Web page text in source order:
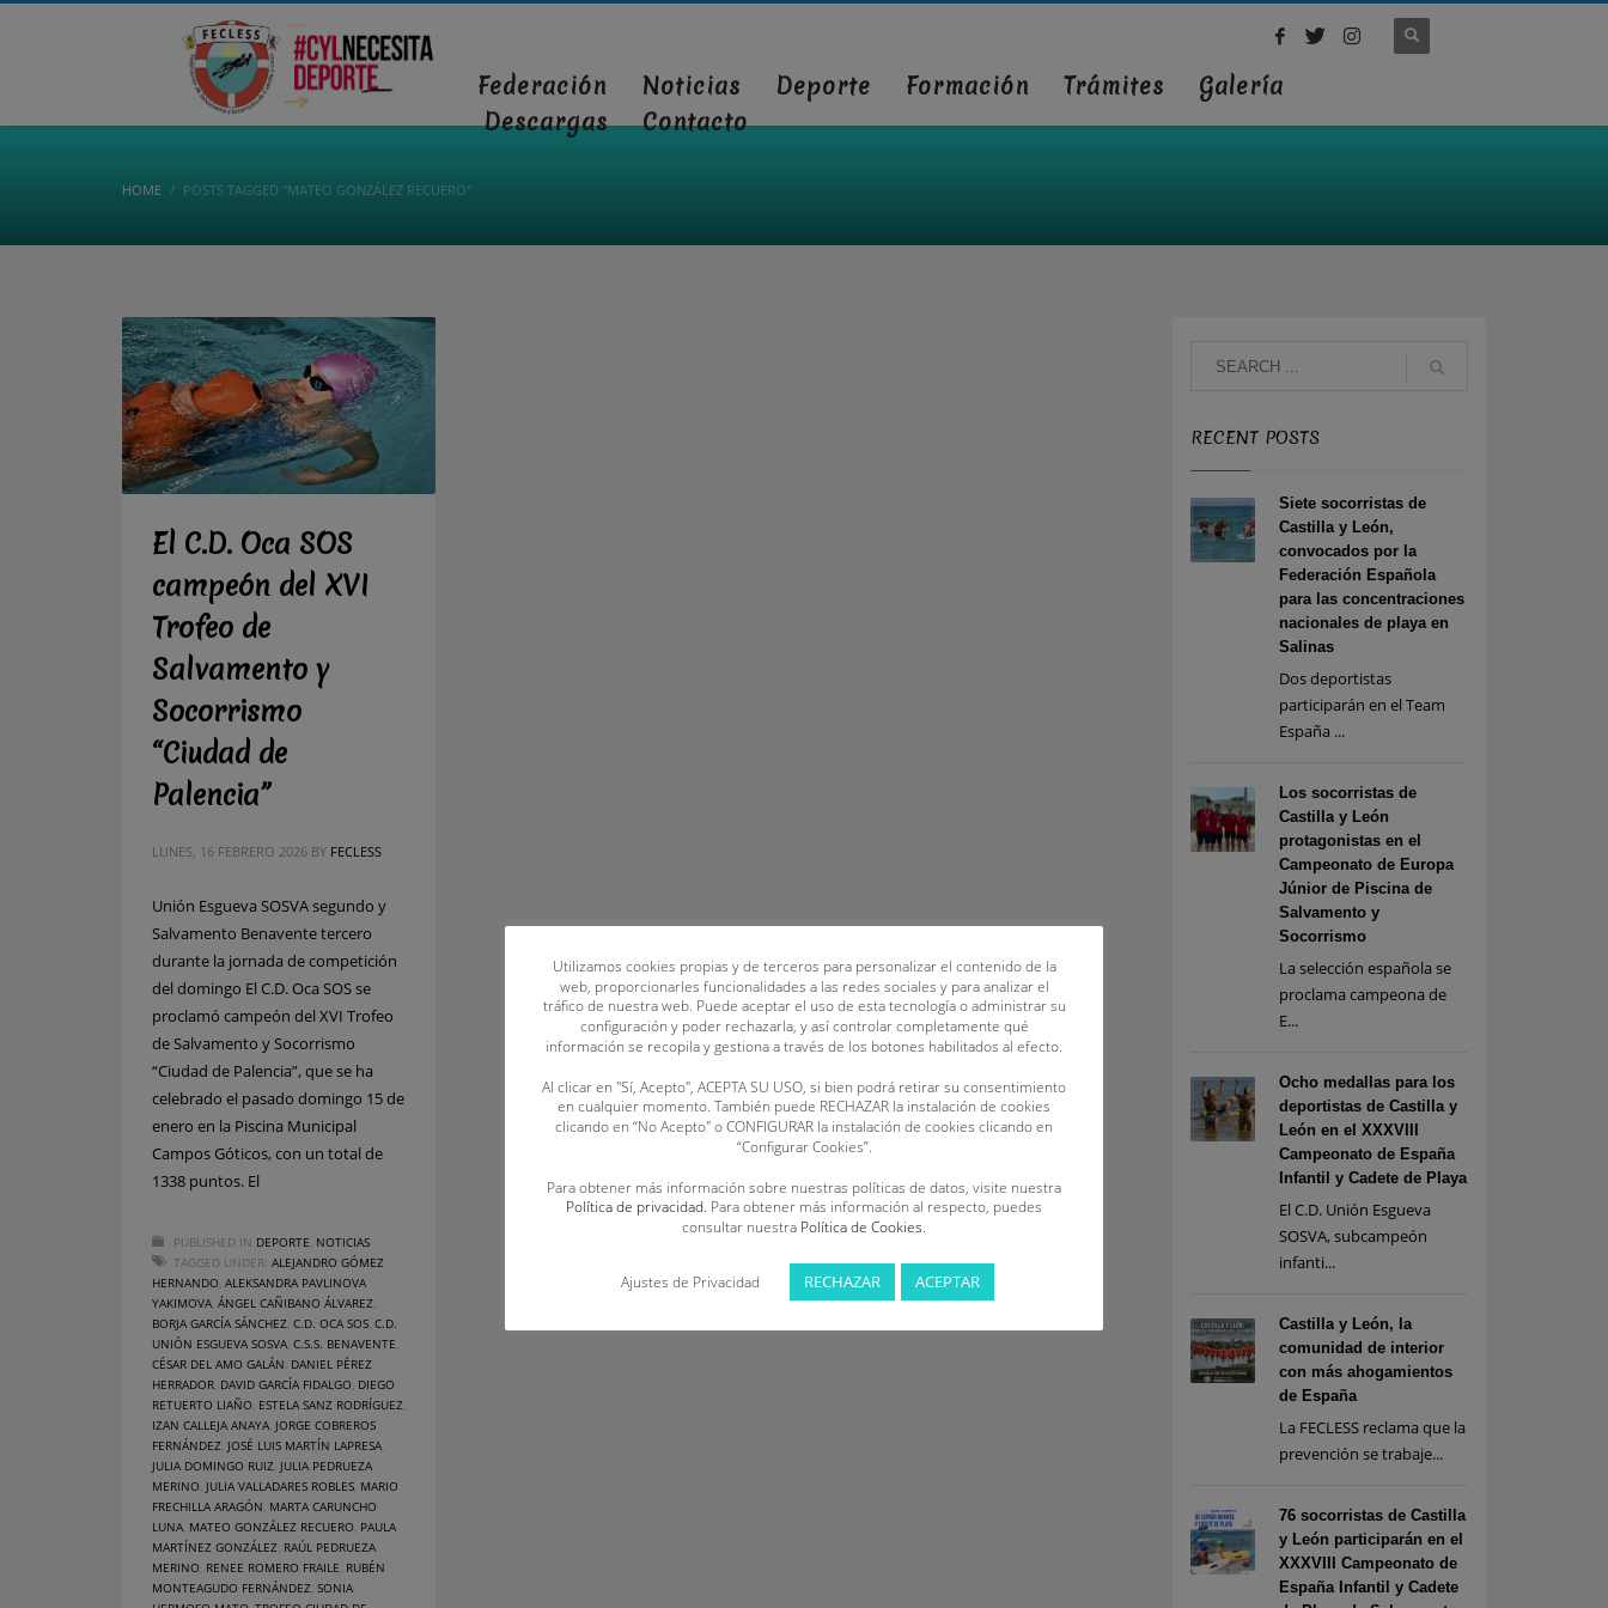
Federación Noticias Deporte Formación Trámites
Galería
Descargas
Contacto
HOME POSTS TAGGED "MATEO GONZÁLEZ RECUERO"
El C.D. Oca SOS
campeón del XVI
Trofeo de
Salvamento y
Socorrismo
“Ciudad de
Palencia”
LUNES, 16 FEBRERO 2026 BY FECLESS
Unión Esgueva SOSVA segundo y
Salvamento Benavente tercero
durante la jornada de competición
del domingo El C.D. Oca SOS se
proclamó campeón del XVI Trofeo
de Salvamento y Socorrismo
“Ciudad de Palencia”, que se ha
celebrado el pasado domingo 15 de
enero en la Piscina Municipal
Campos Góticos, con un total de
1338 puntos. El
PUBLISHED IN DEPORTE, NOTICIAS
TAGGED UNDER: ALEJANDRO GÓMEZ
HERNANDO, ALEKSANDRA PAVLINOVA
YAKIMOVA, ÁNGEL CAÑIBANO ÁLVAREZ,
BORJA GARCÍA SÁNCHEZ, C.D. OCA SOS, C.D.
UNIÓN ESGUEVA SOSVA, C.S.S. BENAVENTE,
CÉSAR DEL AMO GALÁN, DANIEL PÉREZ
HERRADOR, DAVID GARCÍA FIDALGO, DIEGO
RETUERTO LIAÑO, ESTELA SANZ RODRÍGUEZ,
IZAN CALLEJA ANAYA, JORGE COBREROS
FERNÁNDEZ, JOSÉ LUIS MARTÍN LAPRESA,
JULIA DOMINGO RUIZ, JULIA PEDRUEZA
MERINO, JULIA VALLADARES ROBLES, MARIO
FRECHILLA ARAGÓN, MARTA CARUNCHO
LUNA, MATEO GONZÁLEZ RECUERO, PAULA
MARTÍNEZ GONZÁLEZ, RAÚL PEDRUEZA
MERINO, RENEE ROMERO FRAILE, RUBÉN
MONTEAGUDO FERNÁNDEZ, SONIA
RECENT POSTS
Siete socorristas de
Castilla y León,
convocados por la
Federación Española
para las concentraciones
nacionales de playa en
Salinas
Dos deportistas
participarán en el Team
España ...
Los socorristas de
Castilla y León
protagonistas en el
Campeonato de Europa
Júnior de Piscina de
Salvamento y
Socorrismo
La selección española se
proclama campeona de
E...
Ocho medallas para los
deportistas de Castilla y
León en el XXXVIII
Campeonato de España
Infantil y Cadete de Playa
El C.D. Unión Esgueva
SOSVA, subcampeón
infanti...
Castilla y León, la
comunidad de interior
con más ahogamientos
de España
La FECLESS reclama que la
prevención se trabaje...
76 socorristas de Castilla
y León participarán en el
XXXVIII Campeonato de
España Infantil y Cadete
Utilizamos cookies propias y de terceros para personalizar el contenido de la
web, proporcionarles funcionalidades a las redes sociales y para analizar el
tráfico de nuestra web. Puede aceptar el uso de esta tecnología o administrar su
configuración y poder rechazarla, y así controlar completamente qué
información se recopila y gestiona a través de los botones habilitados al efecto.
Al clicar en "Sí, Acepto", ACEPTA SU USO, si bien podrá retirar su consentimiento
en cualquier momento. También puede RECHAZAR la instalación de cookies
clicando en “No Acepto" o CONFIGURAR la instalación de cookies clicando en
“Configurar Cookies”.
Para obtener más información sobre nuestras políticas de datos, visite nuestra
Política de privacidad. Para obtener más información al respecto, puedes
consultar nuestra Política de Cookies.
Ajustes de Privacidad RECHAZAR ACEPTAR